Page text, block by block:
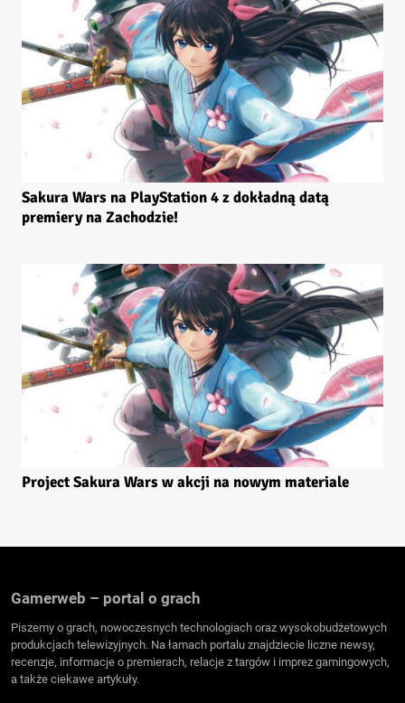
Sakura Wars na PlayStation 4 z dokładną datą
premiery na Zachodzie!
Project Sakura Wars w akcji na nowym materiale
Gamerweb – portal o grach
Piszemy o grach, nowoczesnych technologiach oraz wysokobudżetowych
produkcjach telewizyjnych. Na łamach portalu znajdziecie liczne newsy,
recenzje, informacje o premierach, relacje z targów i imprez gamingowych,
a także ciekawe artykuły.